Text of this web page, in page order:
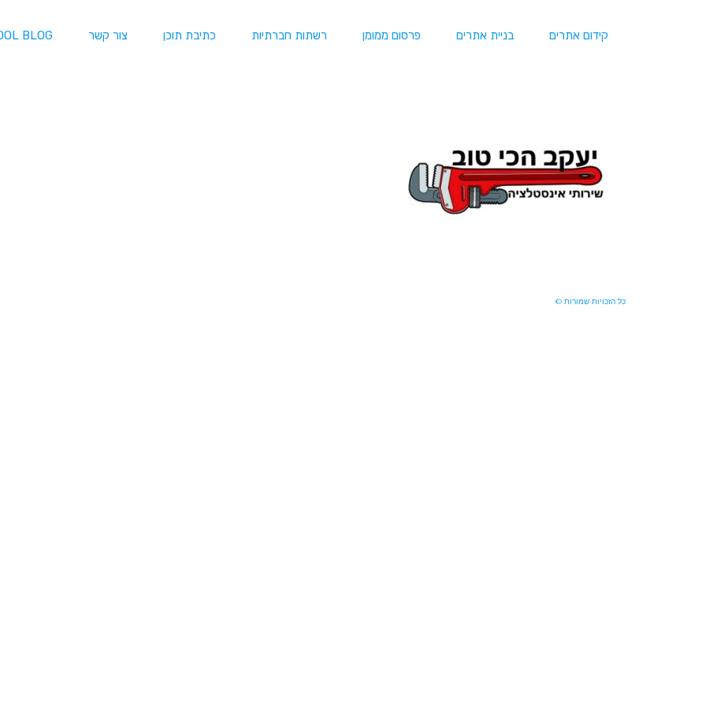
קידום אתרים בניית אתרים פרסום ממומן רשתות חברתיות כתיבת תוכן צור קשר BLOG
כל הזכויות שמורות ©